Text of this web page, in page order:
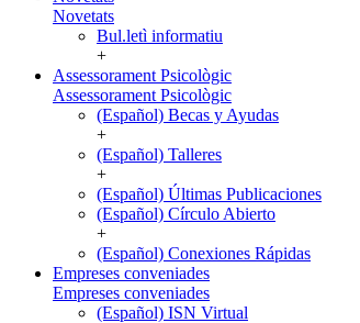
Novetats
Bul.letì informatiu
+
Assessorament Psicològic
Assessorament Psicològic
(Español) Becas y Ayudas
+
(Español) Talleres
+
(Español) Últimas Publicaciones
(Español) Círculo Abierto
+
(Español) Conexiones Rápidas
Empreses conveniades
Empreses conveniades
(Español) ISN Virtual